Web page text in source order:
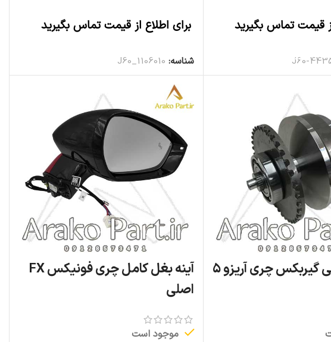
قیمت تماس بگیرید
J60-
برای اطلاع از قیمت تماس بگیرید
شناسه: 1106010_J60
پولی خروجی گیربکس چری آریزو ۵
آینه بغل کامل چری فونیکس FX
اصلی
موجود است